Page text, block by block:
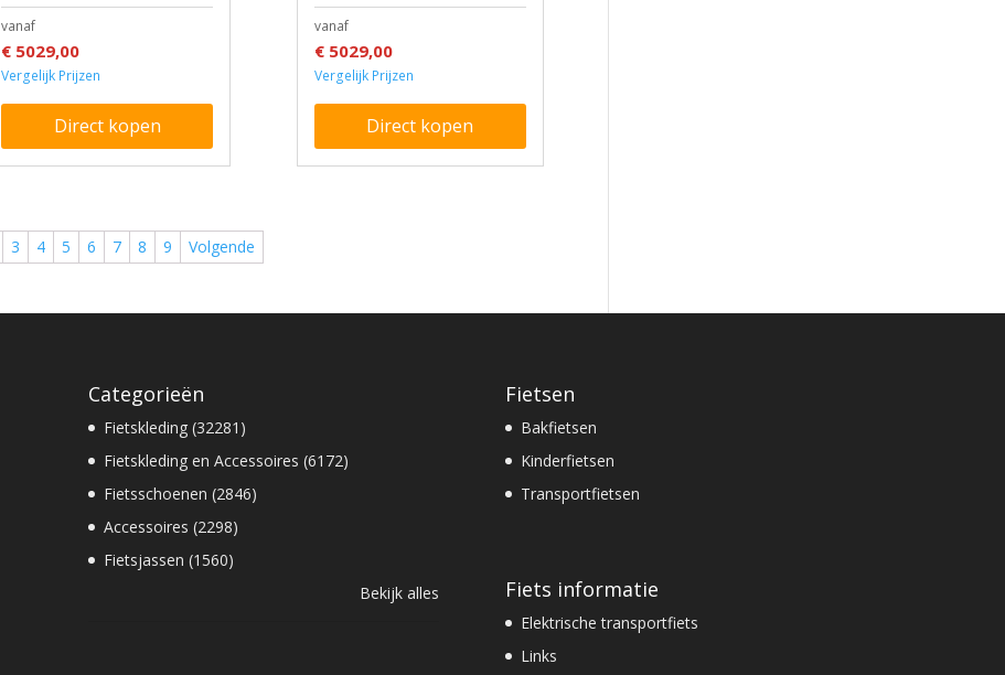
vanaf
€ 5029,00
Vergelijk Prijzen
Direct kopen
vanaf
€ 5029,00
Vergelijk Prijzen
Direct kopen
3 4 5 6 7 8 9 Volgende
Categorieën
Fietskleding (32281)
Fietskleding en Accessoires (6172)
Fietsschoenen (2846)
Accessoires (2298)
Fietsjassen (1560)
Bekijk alles
Fietsen
Bakfietsen
Kinderfietsen
Transportfietsen
Fiets informatie
Elektrische transportfiets
Links